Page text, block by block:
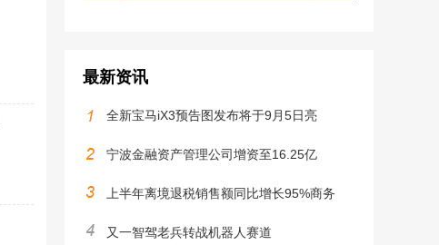
最新资讯
全新宝马iX3预告图发布将于9月5日亮
宁波金融资产管理公司增资至16.25亿
上半年离境退税销售额同比增长95%商务
又一智驾老兵转战机器人赛道